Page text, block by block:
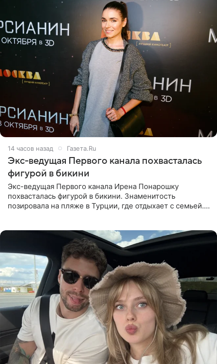
14 часов назад Газета.Ru
Экс-ведущая Первого канала похвасталась
фигурой в бикини
Экс-ведущая Первого канала Ирена Понарошку
похвасталась фигурой в бикини. Знаменитость
позировала на пляже в Турции, где отдыхает с семьей.